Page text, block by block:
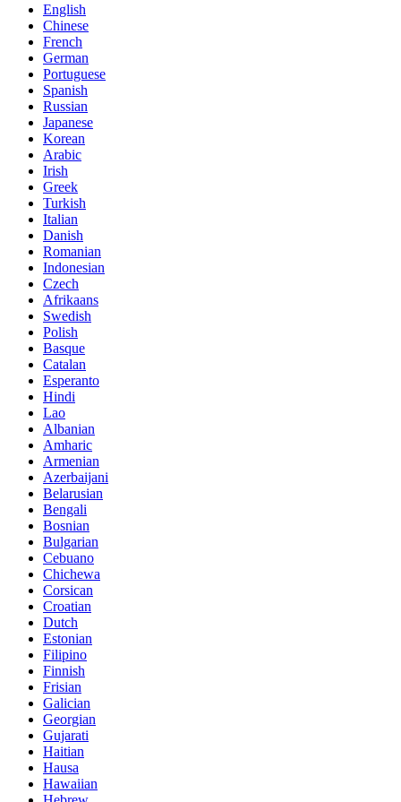
English
Chinese
French
German
Portuguese
Spanish
Russian
Japanese
Korean
Arabic
Irish
Greek
Turkish
Italian
Danish
Romanian
Indonesian
Czech
Afrikaans
Swedish
Polish
Basque
Catalan
Esperanto
Hindi
Lao
Albanian
Amharic
Armenian
Azerbaijani
Belarusian
Bengali
Bosnian
Bulgarian
Cebuano
Chichewa
Corsican
Croatian
Dutch
Estonian
Filipino
Finnish
Frisian
Galician
Georgian
Gujarati
Haitian
Hausa
Hawaiian